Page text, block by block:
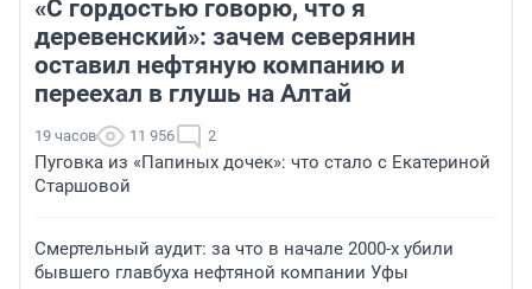
«С гордостью говорю, что я
деревенский»: зачем северянин
оставил нефтяную компанию и
переехал в глушь на Алтай
19 часов 11 956 2
Пуговка из «Папиных дочек»: что стало с Екатериной
Старшовой
Смертельный аудит: за что в начале 2000-х убили
бывшего главбуха нефтяной компании Уфы